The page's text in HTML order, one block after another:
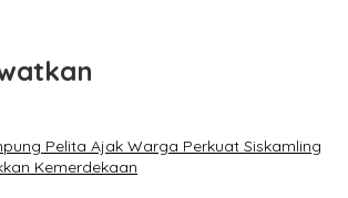
Pelita Ajak Warga Perkuat Siskamling
Kemerdekaan